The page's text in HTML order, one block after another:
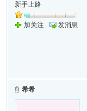
新手上路
加关注 发消息
希希